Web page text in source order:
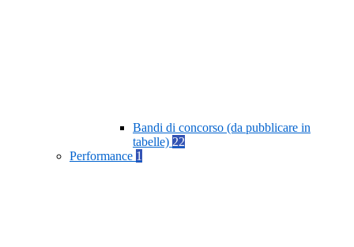
Bandi di concorso (da pubblicare in
tabelle) 22
Performance 1